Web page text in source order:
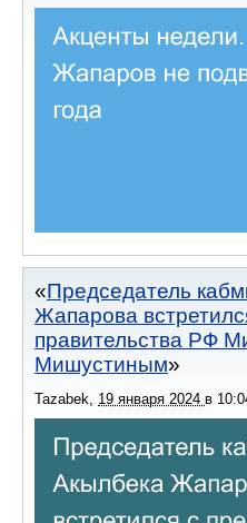
Председатель
Жапарова
правительства РФ
Мишустиным
Tazabek, 19 января 2024 в